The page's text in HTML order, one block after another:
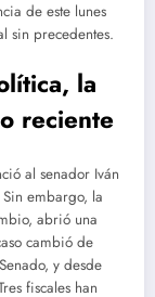
de este lunes
sin precedentes.
la
reciente
al senador Iván
embargo, la
abrió una
cambió de
y desde
fiscales han